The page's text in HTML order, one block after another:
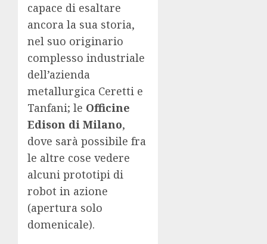
capace di esaltare
ancora la sua storia,
nel suo originario
complesso industriale
dell’azienda
metallurgica Ceretti e
Tanfani; le Officine
Edison di Milano,
dove sarà possibile fra
le altre cose vedere
alcuni prototipi di
robot in azione
(apertura solo
domenicale).